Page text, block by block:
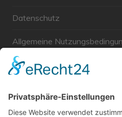
Datenschutz
Allgemeine
Links